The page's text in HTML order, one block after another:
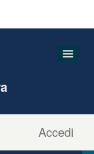
Accedi